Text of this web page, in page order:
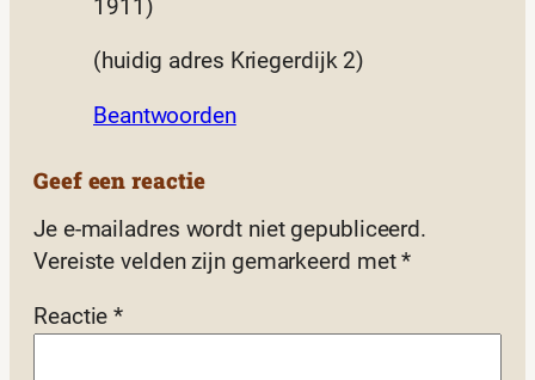
1911)
(huidig adres Kriegerdijk 2)
Beantwoorden
Geef een reactie
Je e-mailadres wordt niet gepubliceerd.
Vereiste velden zijn gemarkeerd met*
Reactie*